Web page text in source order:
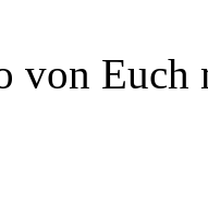
von Euch